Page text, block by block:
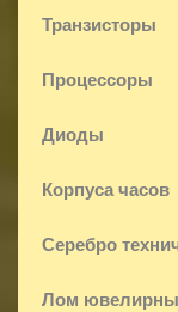
Транзисторы
Процессоры
Диоды
Корпуса часов
Серебро
Лом